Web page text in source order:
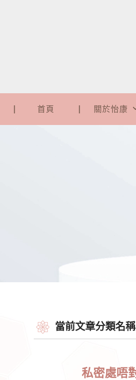
首頁 關於怡康
當前文章分類名
私密處唔